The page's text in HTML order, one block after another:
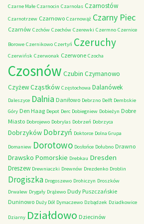
Czarne Małe Czarnocin Czarnolas Czarnostów
Czarnotrzew Czarnowo Czarnowąż Czarny Piec
Czarnów Czchów Czechów Czerewki Czermno Czernice
Borowe Czernikowo Czertyń Czeruchy
Czerwińsk Czerwonak Czerwone Czocha
Czosnów Czubin Czymanowo
CzyżewCząstków Częstochowa Dalanówek
Daleszyce Dalnia Daniłowo Debrzno Delft Dembskie
Góry Den Haag Depot Derc Dobiegniew Dobieżyn Dobre
Miasto Dobrojewo Dobrylas Dobrzeń Dobrzyca
Dobrzyków Dobrzyń Doktorce Dolna Grupa
Domaniew Dorotowo Dosłońce Dołubno Drawno
Drawsko Pomorskie Drebkau Dresden
Dreszew Drewniaczki Drewnów Drezdenko Droblin
Drogiszka Drogoszewo Drohiczyn Droszków
Drwalew Drygały Drążewo Dudy Puszczańskie
Duninowo Duży Dół Dymaczewo Dzbądzek Dziadkowice
Dziarny Działdowo Dziecinów